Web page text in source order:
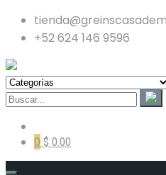
+52 624 146 9596
0 $ 0.00